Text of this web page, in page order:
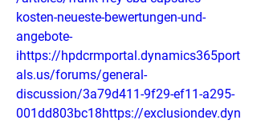
kosten-neueste-bewertungen-und-
angebote-
ihttps://hpdcrmportal.dynamics365port
als.us/forums/general-
discussion/3a79d411-9f29-ef11-a295-
001dd803bc18https://exclusiondev.dyn